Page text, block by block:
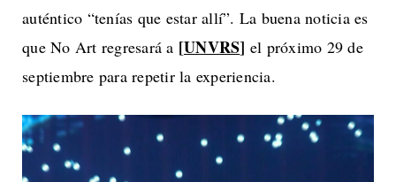
auténtico “tenías que estar allí”. La buena noticia es
que No Art regresará a [UNVRS] el próximo 29 de
septiembre para repetir la experiencia.